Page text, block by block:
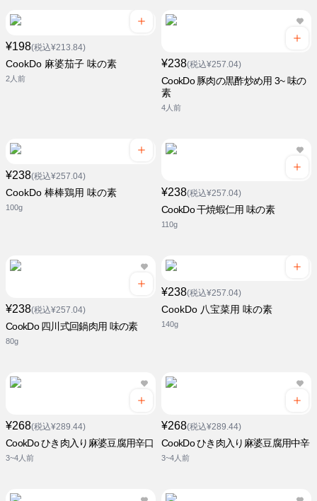
¥198(税込¥213.84)
CookDo 麻婆茄子 味の素
2人前
¥238(税込¥257.04)
CookDo 豚肉の黒酢炒め用 3~ 味の
素
4人前
¥238(税込¥257.04)
CookDo 棒棒鶏用 味の素
100g
¥238(税込¥257.04)
CookDo 干焼蝦仁用 味の素
110g
¥238(税込¥257.04)
CookDo 四川式回鍋肉用 味の素
80g
¥238(税込¥257.04)
CookDo 八宝菜用 味の素
140g
¥268(税込¥289.44)
CookDo ひき肉入り麻婆豆腐用辛口
3~4人前
¥268(税込¥289.44)
CookDo ひき肉入り麻婆豆腐用中辛
3~4人前